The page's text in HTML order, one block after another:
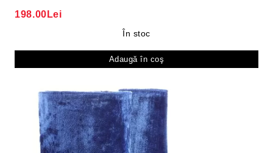
198.00Lei
În stoc